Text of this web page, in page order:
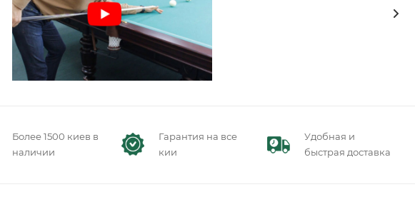
Более 1500 киев в
наличии
Гарантия на все
кии
Удобная и
быстрая доставка